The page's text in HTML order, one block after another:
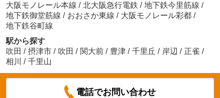
大阪モノレール本線 / 北大阪急行電鉄 / 地下鉄今里筋線 /
地下鉄御堂筋線 / おおさか東線 / 大阪モノレール彩都 /
地下鉄谷町線
駅から探す
吹田 / 摂津市 / 吹田 / 関大前 / 豊津 / 千里丘 / 岸辺 / 正雀 /
相川
/ 千里山
電話でお問い合わせ